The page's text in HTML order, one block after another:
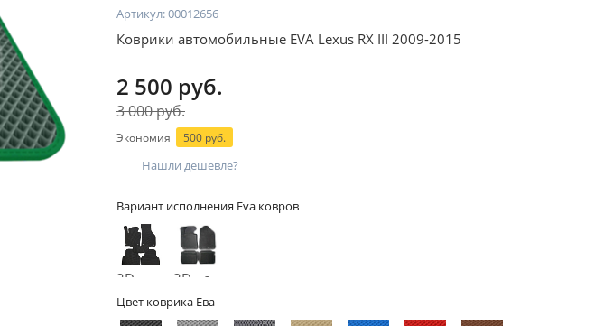
Артикул:00012656
Коврики автомобильные EVA Lexus RX III 2009-2015
2 500 руб.
3 000 руб.
Экономия 500 руб.
Нашли дешевле?
Вариант исполнения Eva ковров
2D -
без
бортов
3D - с
бортами
Цвет коврика Ева